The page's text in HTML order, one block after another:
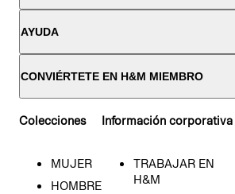
AYUDA
CONVIÉRTETE EN H&M MIEMBRO
Colecciones
MUJER
HOMBRE
Información corporativa
TRABAJAR EN
H&M